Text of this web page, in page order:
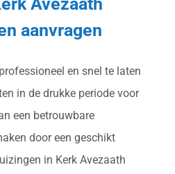
aanvragen
en snel te laten
in de drukke periode voor
een betrouwbare
door een geschikt
in Kerk Avezaath